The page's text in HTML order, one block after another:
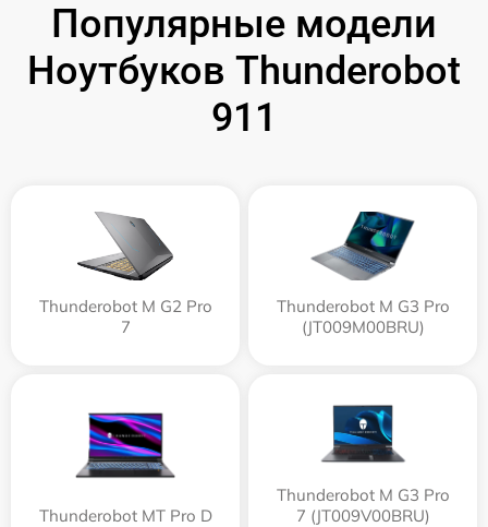
Популярные модели
Ноутбуков Thunderobot
911
Thunderobot M G2 Pro
7
Thunderobot M G3 Pro
(JT009M00BRU)
Thunderobot MT Pro D
Thunderobot M G3 Pro
7 (JT009V00BRU)